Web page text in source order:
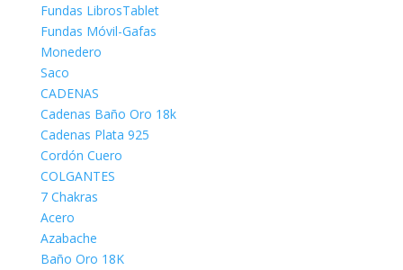
Fundas LibrosTablet
Fundas Móvil-Gafas
Monedero
Saco
CADENAS
Cadenas Baño Oro 18k
Cadenas Plata 925
Cordón Cuero
COLGANTES
7 Chakras
Acero
Azabache
Baño Oro 18K